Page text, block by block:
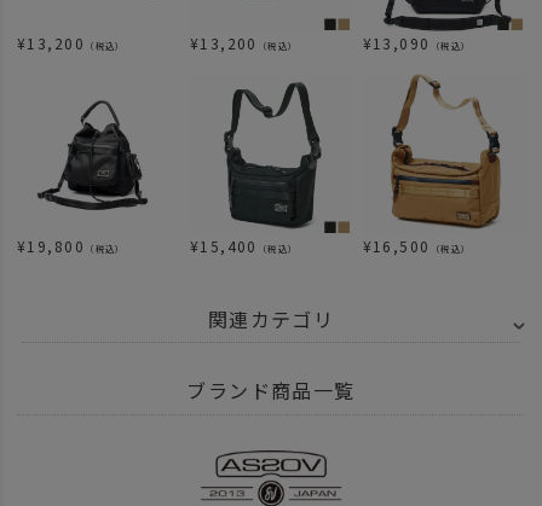
¥13,200 （税込） ¥13,200 （税込） ¥13,090 （税込）
¥19,800 （税込） ¥15,400 （税込） ¥16,500 （税込）
関連カテゴリ
AS2OV アッソブ CORDURA DOBBY 305D - コーデュラ ドビー
ブランド商品一覧